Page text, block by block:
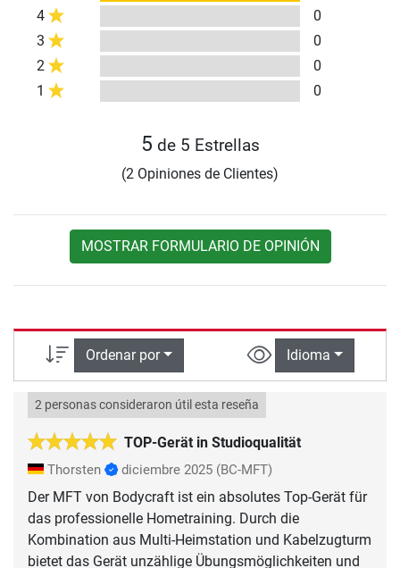
4
0
3
0
2
0
1
0
5 de 5 Estrellas
(2 Opiniones de Clientes)
MOSTRAR FORMULARIO DE OPINIÓN
Ordenar por Idioma
TOP-Gerät in Studioqualität
2 personas consideraron útil esta reseña
Thorsten diciembre 2025 (BC-MFT)
Der MFT von Bodycraft ist ein absolutes Top-Gerät für
das professionelle Hometraining. Durch die
Kombination aus Multi-Heimstation und Kabelzugturm
bietet das Gerät unzählige Übungsmöglichkeiten und